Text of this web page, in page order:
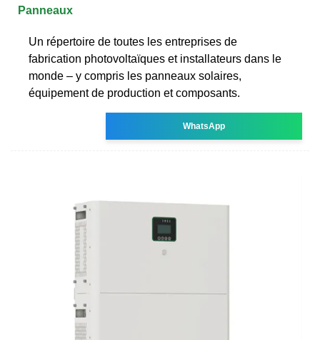
Panneaux
Un répertoire de toutes les entreprises de
fabrication photovoltaïques et installateurs dans le
monde – y compris les panneaux solaires,
équipement de production et composants.
WhatsApp